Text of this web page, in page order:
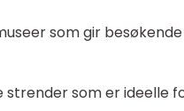
som gir
som er ideelle